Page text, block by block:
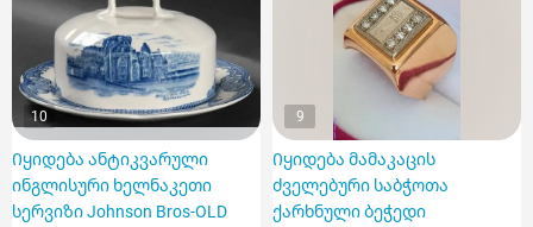
10
Იყიდება ანტიკვარული
ინგლისური ხელნაკეთი
სერვიზი Johnson Bros-OLD
9
Იყიდება მამაკაცის
ძველებური საბჭოთა
ქარხნული ბეჭედი